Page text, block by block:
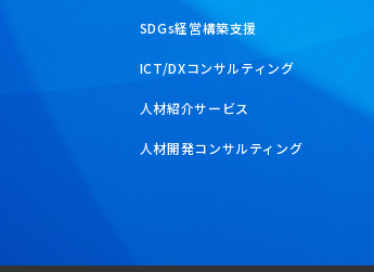
SDGs経営構築支援
ICT/DXコンサルティング
人材紹介サービス
人材開発コンサルティング